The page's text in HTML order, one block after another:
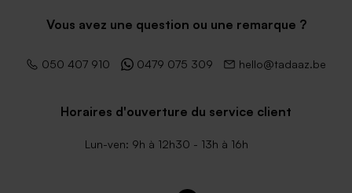
Vous avez une question ou une remarque ?
050 407 910 0479 075 309 hello@tadaaz.be
Horaires d'ouverture du service client
Lun-ven: 9h à 12h30 - 13h à 16h